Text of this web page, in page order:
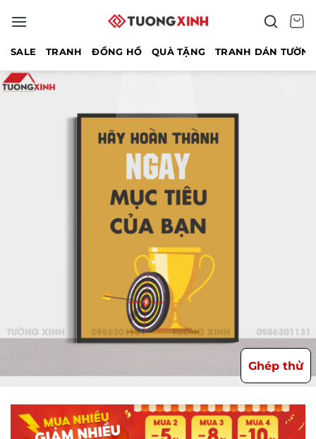
qua
SALE TRANH ĐỒNG HỒ QUÀ TẶNG TRANH DÁN
Ghép thử